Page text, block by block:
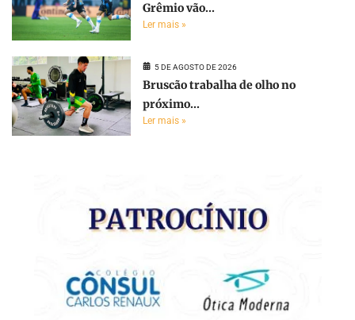
Grêmio vão...
Ler mais »
5 DE AGOSTO DE 2026
Bruscão trabalha de olho no
próximo...
Ler mais »